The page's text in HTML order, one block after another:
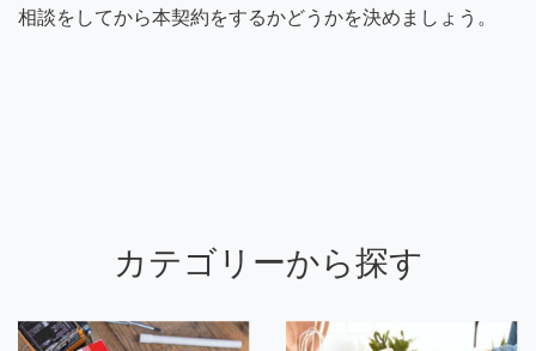
相談をしてから本契約をするかどうかを決めましょう。
カテゴリーから探す